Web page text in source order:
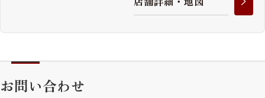
お問い合わせ